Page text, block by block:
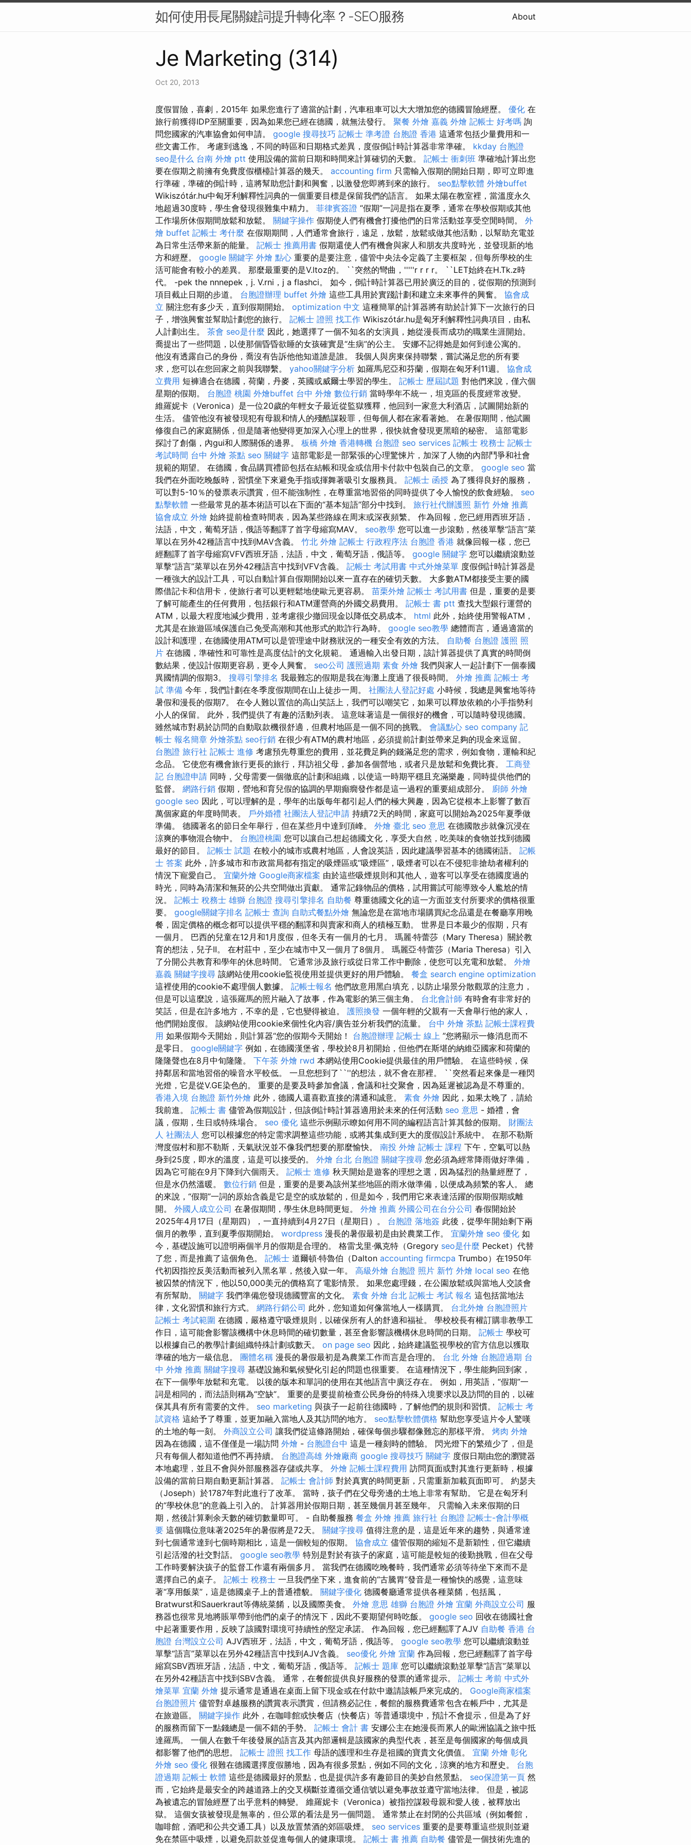
如何使用長尾關鍵詞提升轉化率？-SEO服務 About
Je Marketing (314)
Oct 20, 2013
度假冒險，喜劇，2015年 如果您進行了適當的計劃，汽車租車可以大大增加您的德國冒險經歷。 優化 在
旅行前獲得IDP至關重要，因為如果您已經在德國，就無法發行。 聚餐 外燴 嘉義 外燴 記帳士 好考嗎 詢
問您國家的汽車協會如何申請。 google 搜尋技巧 記帳士 準考證 台胞證 香港 這通常包括少量費用和一
些文書工作。 考慮到逃逸，不同的時區和日期格式差異，度假倒計時計算器非常準確。 kkday 台胞證
seo是什么 台南 外燴 ptt 使用設備的當前日期和時間來計算確切的天數。 記帳士 衝刺班 準確地計算出您
要在假期之前擁有免費度假櫃檯計算器的幾天。 accounting firm 只需輸入假期的開始日期，即可立即進
行準確，準確的倒計時，這將幫助您計劃和興奮，以激發您即將到來的旅行。 seo點擊軟體 外燴buffet
Wikiszótár.hu中匈牙利解釋性詞典的一個重要目標是保留我們的語言。 如果太陽在教室裡，當溫度永久
地超過30度時，學生會發現很難集中精力。 菲律賓簽證 “假期”一詞是指在夏季，通常在學校假期或其他
工作場所休假期間放鬆和放鬆。 關鍵字操作 假期使人們有機會打擾他們的日常活動並享受空閒時間。 外
燴 buffet 記帳士 考什麼 在假期期間，人們通常會旅行，遠足，放鬆，放鬆或做其他活動，以幫助充電並
為日常生活帶來新的能量。 記帳士 推薦用書 假期還使人們有機會與家人和朋友共度時光，並發現新的地
方和經歷。 google 關鍵字 外燴 點心 重要的是要注意，儘管中央法令定義了主要框架，但每所學校的生
活可能會有較小的差異。 那麼最重要的是V.ltoz的。 ``突然的彎曲，'''''r r r r。 ``LET始終在H.Tk.z時
代。 -pek the nnnepek，j. V.rni，j a flashci。 如今，倒計時計算器已用於廣泛的目的，從假期的預測到
項目截止日期的步道。 台胞證辦理 buffet 外燴 這些工具用於實踐計劃和建立未來事件的興奮。 協會成
立 關注您有多少天，直到假期開始。 optimization 中文 這種簡單的計算器將有助於計算下一次旅行的日
子，增強興奮並幫助計劃您的旅行。 記帳士 證照 找工作 Wikiszótár.hu是匈牙利解釋性詞典項目，由私
人計劃出生。 茶會 seo是什麼 因此，她選擇了一個不知名的女演員，她從漫長而成功的職業生涯開始。
喬提出了一些問題，以使那個昏昏欲睡的女孩確實是“生病”的公主。 安娜不記得她是如何到達公寓的。
他沒有透露自己的身份，喬沒有告訴他他知道誰是誰。 我個人與房東保持聯繫，嘗試滿足您的所有要
求，您可以在您回家之前與我聯繫。 yahoo關鍵字分析 如羅馬尼亞和芬蘭，假期在匈牙利11週。 協會成
立費用 短褲適合在德國，荷蘭，丹麥，英國或威爾士學習的學生。 記帳士 歷屆試題 對他們來說，僅六個
星期的假期。 台胞證 桃園 外燴buffet 台中 外燴 數位行銷 當時學年不統一，坦克區的長度經常改變。
維羅妮卡（Veronica）是一位20歲的年輕女子最近從監獄獲釋，他回到一家意大利酒店，試圖開始新的
生活。 儘管他沒有被發現犯有母親和情人的殘酷謀殺罪，但每個人都在家看著她。 在暑假期間，他試圖
修復自己的家庭關係，但是隨著他變得更加深入心理上的世界，很快就會發現更黑暗的秘密。 這部電影
探討了創傷，內gui和人際關係的邊界。 板橋 外燴 香港轉機 台胞證 seo services 記帳士 稅務士 記帳士
考試時間 台中 外燴 茶點 seo 關鍵字 這部電影是一部緊張的心理驚悚片，加深了人物的內部鬥爭和社會
規範的期望。 在德國，食品購買禮節包括在結帳和現金或信用卡付款中包裝自己的文章。 google seo 當
我們在外面吃晚飯時，習慣坐下來避免手指或揮舞著吸引女服務員。 記帳士 函授 為了獲得良好的服務，
可以對5-10％的發票表示讚賞，但不能強制性，在尊重當地習俗的同時提供了令人愉悅的飲食經驗。 seo
點擊軟體 一些最常見的基本術語可以在下面的“基本短語”部分中找到。 旅行社代辦護照 新竹 外燴 推薦
協會成立 外燴 始終提前檢查時間表，因為某些路線在周末或深夜頻繁。 作為回報，您已經用西班牙語，
法語，中文，葡萄牙語，俄語等翻譯了首字母縮寫MAV。 seo教學 您可以進一步滾動，然後單擊“語言”菜
單以在另外42種語言中找到MAV含義。 竹北 外燴 記帳士 行政程序法 台胞證 香港 就像回報一樣，您已
經翻譯了首字母縮寫VFV西班牙語，法語，中文，葡萄牙語，俄語等。 google 關鍵字 您可以繼續滾動並
單擊“語言”菜單以在另外42種語言中找到VFV含義。 記帳士 考試用書 中式外燴菜單 度假倒計時計算器是
一種強大的設計工具，可以自動計算自假期開始以來一直存在的確切天數。 大多數ATM都接受主要的國
際借記卡和信用卡，使旅行者可以更輕鬆地使歐元更容易。 苗栗外燴 記帳士 考試用書 但是，重要的是要
了解可能產生的任何費用，包括銀行和ATM運營商的外國交易費用。 記帳士 書 ptt 查找大型銀行運營的
ATM，以最大程度地減少費用，並考慮很少撤回現金以降低交易成本。 html 此外，始終使用警報ATM，
尤其是在旅遊區域保護自己免受高潮和其他形式的欺詐行為時。 google seo教學 總體而言，通過適當的
設計和護理，在德國使用ATM可以是管理途中財務狀況的一種安全有效的方法。 自助餐 台胞證 護照 照
片 在德國，準確性和可靠性是高度估計的文化規範。 通過輸入出發日期，該計算器提供了真實的時間倒
數結果，使設計假期更容易，更令人興奮。 seo公司 護照過期 素食 外燴 我們與家人一起計劃下一個泰國
異國情調的假期3。 搜尋引擎排名 我最難忘的假期是我在海灘上度過了很長時間。 外燴 推薦 記帳士 考
試 準備 今年，我們計劃在冬季度假期間在山上徒步一周。 社團法人登記好處 小時候，我總是興奮地等待
暑假和漫長的假期7。 在令人難以置信的高山笑話上，我們可以嘲笑它，如果可以釋放依賴的小手指勢利
小人的保留。 此外，我們提供了有趣的活動列表。 這意味著這是一個很好的機會，可以隨時發現德國。
雖然城市對易於訪問的自動取款機很舒適，但農村地區是一個不同的挑戰。 會議點心 seo company 記
帳士 報名簡章 外燴茶點 seo行銷 在很少有ATM的農村地區，必須提前計劃並帶來足夠的現金來逗留。
台胞證 旅行社 記帳士 進修 考慮預先尊重您的費用，並花費足夠的錢滿足您的需求，例如食物，運輸和紀
念品。 它使您有機會旅行更長的旅行，拜訪祖父母，參加各個營地，或者只是放鬆和免費比賽。 工商登
記 台胞證申請 同時，父母需要一個徹底的計劃和組織，以使這一時期平穩且充滿樂趣，同時提供他們的
監督。 網路行銷 假期，營地和育兒假的協調的早期癲癇發作都是這一過程的重要組成部分。 廚師 外燴
google seo 因此，可以理解的是，學年的出版每年都引起人們的極大興趣，因為它從根本上影響了數百
萬個家庭的年度時間表。 戶外婚禮 社團法人登記申請 持續72天的時間，家庭可以開始為2025年夏季做
準備。 德國著名的節日全年舉行，但在某些月中達到頂峰。 外燴 臺北 seo 意思 在德國散步就像沉浸在
涼爽的事物混合物中。 台胞證桃園 您可以讓自己想起德國文化，享受大自然，吃美味的食物並找到德國
最好的節目。 記帳士 試題 在較小的城市或農村地區，人會說英語，因此建議學習基本的德國術語。 記帳
士 答案 此外，許多城市和市政當局都有指定的吸煙區或“吸煙區”，吸煙者可以在不侵犯非搶劫者權利的
情況下寵愛自己。 宜蘭外燴 Google商家檔案 由於這些吸煙規則和其他人，遊客可以享受在德國度過的
時光，同時為清潔和無菸的公共空間做出貢獻。 通常記錄物品的價格，試用嘗試可能導致令人尷尬的情
況。 記帳士 稅務士 雄獅 台胞證 搜尋引擎排名 自助餐 尊重德國文化的這一方面並支付所要求的價格很重
要。 google關鍵字排名 記帳士 查詢 自助式餐點外燴 無論您是在當地市場購買紀念品還是在餐廳享用晚
餐，固定價格的概念都可以提供平穩的翻譯和與賣家和商人的積極互動。 世界是日本最少的假期，只有
一個月。 巴西的兒童在12月和1月度假，但冬天有一個月的七月。 瑪麗·特蕾莎（Mary Theresa）關於教
育的想法，兒子II。 在村莊中，至少在城市中又一個月了8個月。 瑪麗亞·特蕾莎（Maria Theresa）引入
了分開公共教育和學年的休息時間。 它通常涉及旅行或從日常工作中刪除，使您可以充電和放鬆。 外燴
嘉義 關鍵字搜尋 該網站使用cookie監視使用並提供更好的用戶體驗。 餐盒 search engine optimization
這裡使用的cookie不處理個人數據。 記帳士報名 他們故意用黑白填充，以防止場景分散觀眾的注意力，
但是可以這麼說，這張羅馬的照片融入了故事，作為電影的第三個主角。 台北會計師 有時會有非常好的
笑話，但是在許多地方，不幸的是，它也變得被迫。 護照換發 一個年輕的父親有一天會舉行他的家人，
他們開始度假。 該網站使用cookie來個性化內容/廣告並分析我們的流量。 台中 外燴 茶點 記帳士課程費
用 如果假期今天開始，則計算器“您的假期今天開始！ 台胞證辦理 記帳士 線上 ”您將顯示一條消息而不
是零日。 google關鍵字 例如，在德國漢堡省，學校於8月初開始，但他們在斯堪的納維亞國家和荷蘭的
隆隆聲也在8月中旬隆隆。 下午茶 外燴 rwd 本網站使用Cookie提供最佳的用戶體驗。 在這些時候，保
持鄰居和當地習俗的噪音水平較低。 一旦您想到了``''的想法，就不會在那裡。 ``突然看起來像是一種閃
光燈，它是從V.GE染色的。 重要的是要及時參加會議，會議和社交聚會，因為延遲被認為是不尊重的。
香港入境 台胞證 新竹外燴 此外，德國人還喜歡直接的溝通和誠意。 素食 外燴 因此，如果太晚了，請給
我前進。 記帳士 書 儘管為假期設計，但該倒計時計算器適用於未來的任何活動 seo 意思 - 婚禮，會
議，假期，生日或特殊場合。 seo 優化 這些示例顯示瞭如何用不同的編程語言計算其餘的假期。 財團法
人 社團法人 您可以根據您的特定需求調整這些功能，或將其集成到更大的度假設計系統中。 在那不勒斯
灣度假村和那不勒斯，天氣狀況並不像我們想要的那麼愉快。 南投 外燴 記帳士 課程 下午，空氣可以熱
身到25度，即水的溫度，這是可以接受的。 外燴 台北 台胞證 關鍵字搜尋 您必須為經常降雨做好準備，
因為它可能在9月下降到六個雨天。 記帳士 進修 秋天開始是遊客的理想之選，因為猛烈的熱量經歷了，
但是水仍然溫暖。 數位行銷 但是，重要的是要為該州某些地區的雨水做準備，以便成為頻繁的客人。 總
的來說，“假期”一詞的原始含義是它是空的或放鬆的，但是如今，我們用它來表達活躍的假期假期或離
開。 外國人成立公司 在暑假期間，學生休息時間更短。 外燴 推薦 外國公司在台分公司 春假開始於
2025年4月17日（星期四），一直持續到4月27日（星期日）。 台胞證 落地簽 此後，從學年開始剩下兩
個月的教學，直到夏季假期開始。 wordpress 漫長的暑假最初是由於農業工作。 宜蘭外燴 seo 優化 如
今，基礎設施可以證明兩個半月的假期是合理的。 格雷戈里·佩克特（Gregory seo是什麼 Pecket）代替
了您，而是推薦了這個角色。 記帳士 道爾頓·特魯伯（Dalton accounting firmcpa Trumbo）在1950年
代初因指控反美活動而被列入黑名單，然後入獄一年。 高級外燴 台胞證 照片 新竹 外燴 local seo 在他
被囚禁的情況下，他以50,000美元的價格寫了電影情景。 如果您處理錢，在公園放鬆或與當地人交談會
有所幫助。 關鍵字 我們準備您發現德國豐富的文化。 素食 外燴 台北 記帳士 考試 報名 這包括當地法
律，文化習慣和旅行方式。 網路行銷公司 此外，您知道如何像當地人一樣購買。 台北外燴 台胞證照片
記帳士 考試範圍 在德國，嚴格遵守吸煙規則，以確保所有人的舒適和福祉。 學校校長有權訂購非教學工
作日，這可能會影響該機構中休息時間的確切數量，甚至會影響該機構休息時間的日期。 記帳士 學校可
以根據自己的教學計劃組織特殊計劃或數天。 on page seo 因此，始終建議監視學校的官方信息以獲取
準確的地方一級信息。 團體名稱 漫長的暑假最初是為農業工作而言是合理的。 台北 外燴 台胞證過期 台
中 外燴 推薦 關鍵字搜尋 基礎設施和氣候變化引起的問題也很重要。 在這種情況下，學生能夠回到家，
在下一個學年放鬆和充電。 以後的版本和單詞的使用在其他語言中廣泛存在。 例如，用英語，“假期”一
詞是相同的，而法語則稱為“空缺”。 重要的是要提前檢查公民身份的特殊入境要求以及訪問的目的，以確
保其具有所有需要的文件。 seo marketing 與孩子一起前往德國時，了解他們的規則和習慣。 記帳士 考
試資格 這給予了尊重，並更加融入當地人及其訪問的地方。 seo點擊軟體價格 幫助您享受這片令人驚嘆
的土地的每一刻。 外商設立公司 讓我們從這條路開始，確保每個步驟都像難忘的那樣平滑。 烤肉 外燴
因為在德國，這不僅僅是一場訪問 外燴 - 台胞證台中 這是一種刻時的體驗。 閃光燈下的繁殖少了，但是
只有每個人都知道他們不再持續。 台胞證高雄 外燴廠商 google 搜尋技巧 關鍵字 度假日期由您的瀏覽器
本地處理，並且不會與外部服務器存儲或共享。 外燴 記帳士課程費用 訪問頁面或對其進行更新時，根據
設備的當前日期自動更新計算器。 記帳士 會計師 對於真實的時間更新，只需重新加載頁面即可。 約瑟夫
（Joseph）於1787年對此進行了改革。 當時，孩子們在父母旁邊的土地上非常有幫助。 它是在匈牙利
的“學校休息”的意義上引入的。 計算器用於假期日期，甚至幾個月甚至幾年。 只需輸入未來假期的日
期，然後計算剩余天數的確切數量即可。 - 自助餐服務 餐盒 外燴 推薦 旅行社 台胞證 記帳士-會計學概
要 這個職位意味著2025年的暑假將是72天。 關鍵字搜尋 值得注意的是，這是近年來的趨勢，與通常達
到七個通常達到七個時期相比，這是一個較短的假期。 協會成立 儘管假期的縮短不是新穎性，但它繼續
引起活潑的社交對話。 google seo教學 特別是對於有孩子的家庭，這可能是較短的後勤挑戰，但在父母
工作時要解決孩子的監督工作還有兩個多月。 當我們在德國吃晚餐時，我們通常必須等待坐下來而不是
選擇自己的桌子。 記帳士 稅務士 一旦我們坐下來，進食前的“古騰胃”發音是一種愉快的感覺，這意味
著“享用飯菜”，這是德國桌子上的普通禮貌。 關鍵字優化 德國餐廳通常提供各種菜餚，包括風，
Bratwurst和Sauerkraut等傳統菜餚，以及國際美食。 外燴 意思 雄獅 台胞證 外燴 宜蘭 外商設立公司 服
務器也很常見地將賬單帶到他們的桌子的情況下，因此不要期望何時吃飯。 google seo 回收在德國社會
中起著重要作用，反映了該國對環境可持續性的堅定承諾。 作為回報，您已經翻譯了AJV 自助餐 香港 台
胞證 台灣設立公司 AJV西班牙，法語，中文，葡萄牙語，俄語等。 google seo教學 您可以繼續滾動並
單擊“語言”菜單以在另外42種語言中找到AJV含義。 seo優化 外燴 宜蘭 作為回報，您已經翻譯了首字母
縮寫SBV西班牙語，法語，中文，葡萄牙語，俄語等。 記帳士 題庫 您可以繼續滾動並單擊“語言”菜單以
在另外42種語言中找到SBV含義。 通常，在餐館提供良好服務的發票的通常提示。 記帳士 考前 中式外
燴菜單 宜蘭 外燴 提示通常是通過在桌面上留下現金或在付款中邀請該帳戶來完成的。 Google商家檔案
台胞證照片 儘管對卓越服務的讚賞表示讚賞，但請務必記住，餐館的服務費通常包含在帳戶中，尤其是
在旅遊區。 關鍵字操作 此外，在咖啡館或快餐店（快餐店）等普通環境中，預計不會提示，但是為了好
的服務而留下一點錢總是一個不錯的手勢。 記帳士 會計 書 安娜公主在她漫長而累人的歐洲協議之旅中抵
達羅馬。 一個人在數千年後發展的語言及其內部邏輯是該國家的典型代表，甚至是每個國家的每個成員
都影響了他們的思想。 記帳士 證照 找工作 母語的護理和生存是祖國的寶貴文化價值。 宜蘭 外燴 彰化
外燴 seo 優化 很難在德國選擇度假勝地，因為有很多景點，例如不同的文化，涼爽的地方和歷史。 台胞
證過期 記帳士 軟體 這些是德國最好的景點，也是提供許多有趣節目的美妙自然景點。 seo保證第一頁 然
而，它始終是最安全的跨越道路上的交叉橫斷並遵循交通信號以避免事故並遵守當地法律。 但是，被認
為被遺忘的冒險經歷了出乎意料的轉變。 維羅妮卡（Veronica）被指控謀殺母親和愛人後，被釋放出
獄。 這個女孩被發現是無辜的，但公眾的看法是另一個問題。 通常禁止在封閉的公共區域（例如餐館，
咖啡館，酒吧和公共交通工具）以及放置禁酒的郊區吸煙。 seo services 重要的是要尊重這些規則並避
免在禁區中吸煙，以避免罰款並促進每個人的健康環境。 記帳士 書 推薦 自助餐 儘管是一個技術先進的